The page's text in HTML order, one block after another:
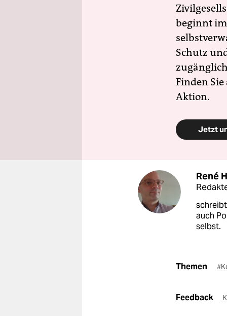
beginnt
Schutz
Finden
Aktion.
Jetzt
René
auch
selbst.
Themen
Feedback